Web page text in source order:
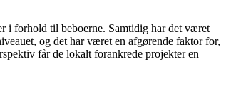
i forhold til beboerne. Samtidig har det været
og det har været en afgørende faktor for,
får de lokalt forankrede projekter en